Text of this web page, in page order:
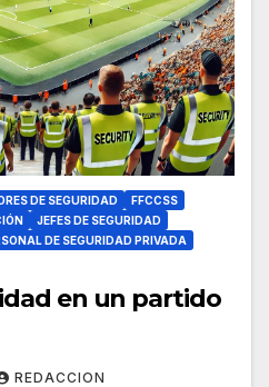
DE SEGURIDAD
FFCCSS
JEFES DE SEGURIDAD
DE SEGURIDAD PRIVADA
en un partido
REDACCION